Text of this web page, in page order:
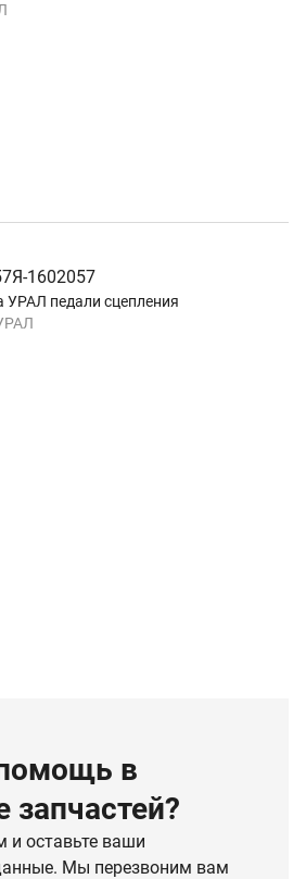
1602057
УРАЛ педали сцепления
в
запчастей?
и оставьте ваши
Мы перезвоним вам